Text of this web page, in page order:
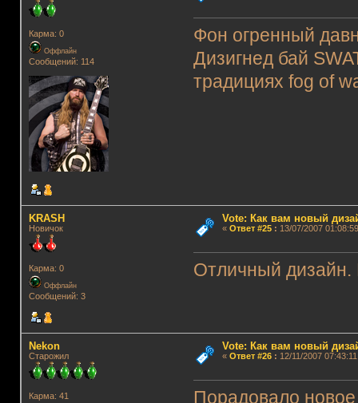
Карма: 0
Оффлайн
Сообщений: 114
Фон огренный
Дизигнед бай
традициях fog of
KRASH
Новичок
Карма: 0
Оффлайн
Сообщений: 3
Vote: Как вам новый
« Ответ #25: 13/07/2007
Отличный
Nekon
Старожил
Карма: 41
Vote: Как вам новый
« Ответ #26: 12/11/2007
Порадовало